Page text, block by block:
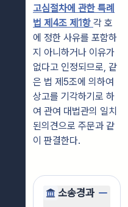
고심절차에 관한 특례
법 제4조 제1항 각 호
에 정한 사유를 포함하
지 아니하거나 이유가
없다고 인정되므로, 같
은 법 제5조에 의하여
상고를 기각하기로 하
여 관여 대법관의 일치
된의견으로 주문과 같
이 판결한다.
소송경과